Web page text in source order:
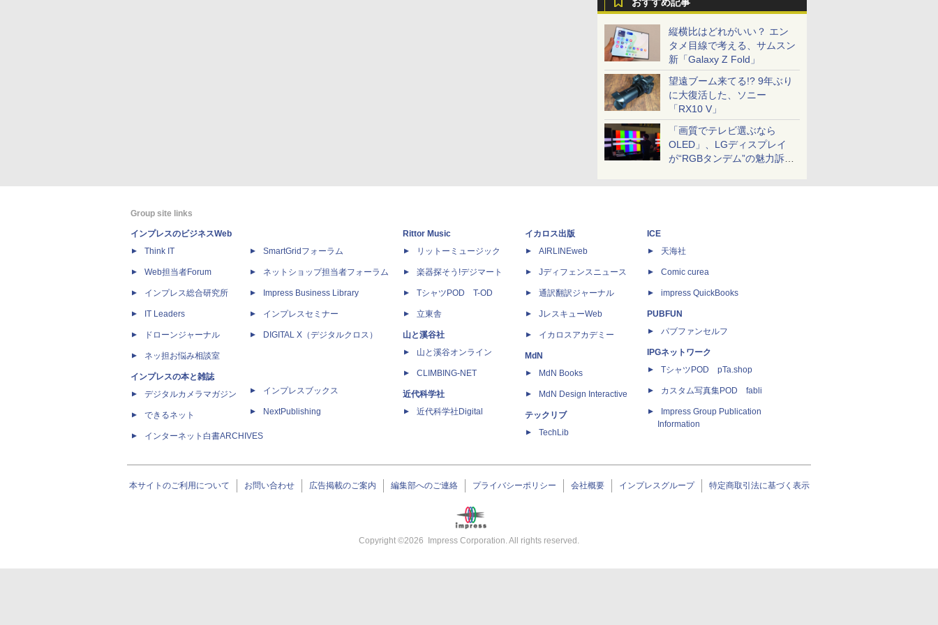
縦横比はどれがいい？ エン
タメ目線で考える、サムスン
新「Galaxy Z Fold」
望遠ブーム来てる!? 9年ぶり
に大復活した、ソニー
「RX10 V」
「画質でテレビ選ぶなら
OLED」、LGディスプレイ
が“RGBタンデム”の魅力訴
Group site links
インプレスのビジネスWeb
Think IT
Web担当者Forum
インプレス総合研究所
IT Leaders
ドローンジャーナル
ネッ担お悩み相談室
インプレスの本と雑誌
デジタルカメラマガジン
できるネット
インターネット白書ARCHIVES
SmartGridフォーラム
ネットショップ担当者フォーラム
Impress Business Library
インプレスセミナー
DIGITAL X（デジタルクロス）
インプレスブックス
NextPublishing
Rittor Music
リットーミュージック
楽器探そう!デジマート
TシャツPOD T-OD
立東舎
山と溪谷社
山と溪谷オンライン
CLIMBING-NET
近代科学社
近代科学社Digital
イカロス出版
AIRLINEweb
Jディフェンスニュース
通訳翻訳ジャーナル
JレスキューWeb
イカロスアカデミー
MdN
MdN Books
MdN Design Interactive
テックリブ
TechLib
ICE
天海社
Comic curea
impress QuickBooks
PUBFUN
パブファンセルフ
IPGネットワーク
TシャツPOD pTa.shop
カスタム写真集POD fabli
Impress Group Publication
Information
本サイトのご利用について お問い合わせ 広告掲載のご案内 編集部へのご連絡 プライバシーポリシー 会社概要 インプレスグループ 特定商取引法に基づく表示
Copyright ©2026 Impress Corporation. All rights reserved.